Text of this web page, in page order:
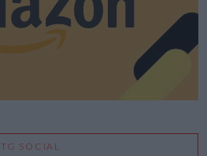
TG SOCIAL